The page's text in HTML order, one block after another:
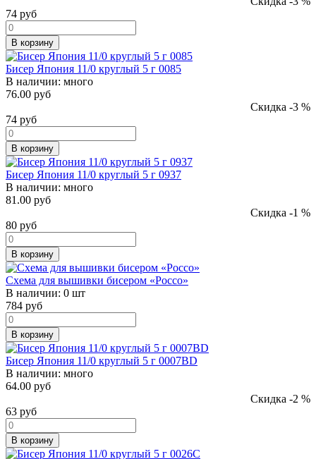
74 руб
В корзину
Бисер Япония 11/0 круглый 5 г 0085
В наличии: много
76.00 руб
Скидка -3 %
74 руб
В корзину
Бисер Япония 11/0 круглый 5 г 0937
В наличии: много
81.00 руб
Скидка -1 %
80 руб
В корзину
Схема для вышивки бисером «Россо»
В наличии: 0 шт
784 руб
В корзину
Бисер Япония 11/0 круглый 5 г 0007BD
В наличии: много
64.00 руб
Скидка -2 %
63 руб
В корзину